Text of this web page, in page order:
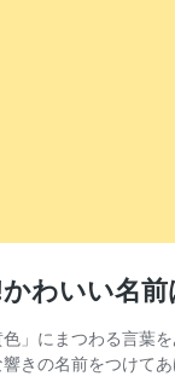
わいい名前
」にまつわる言葉
きの名前をつけて